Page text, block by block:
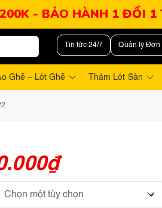
- BẢO HÀNH 1 ĐỔI 1
Tin tức 24/7 Quản lý Đơn
Ghế – Lót Ghế Thảm Lót Sàn
₫